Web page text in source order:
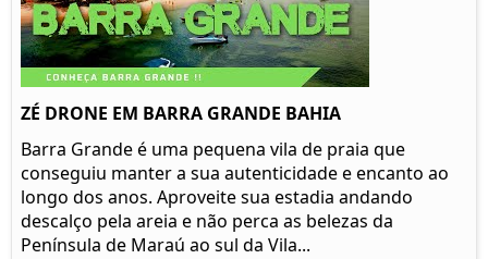
ZÉ DRONE EM BARRA GRANDE BAHIA
Barra Grande é uma pequena vila de praia que
conseguiu manter a sua autenticidade e encanto ao
longo dos anos. Aproveite sua estadia andando
descalço pela areia e não perca as belezas da
Península de Maraú ao sul da Vila...